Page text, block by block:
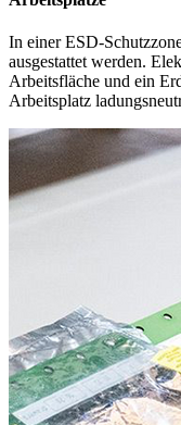
Personenerdung
Hauptquelle
für Beschäftigte in der
Erdungskabel sowie
Arbeitsstuhl oder